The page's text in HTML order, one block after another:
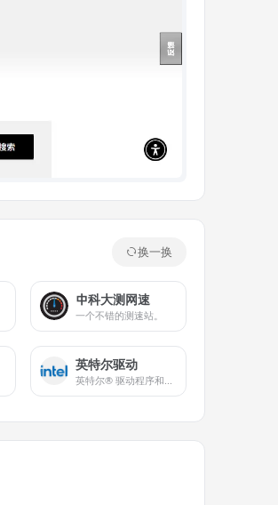
换一换
中科大测网速
一个不错的测速站。
英特尔驱动
英特尔® 驱动程序和支持